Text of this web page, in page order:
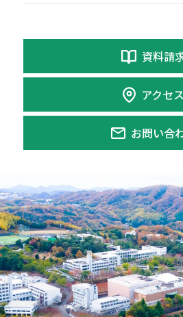
資料請
アクセス
お問い合